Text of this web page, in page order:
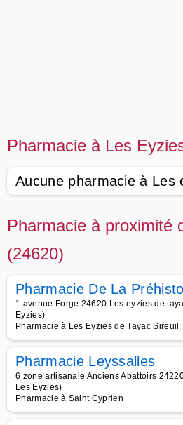
Pharmacie à Les
Aucune pharmacie à Les
Pharmacie à proximité
(24620)
Pharmacie De La
1 avenue Forge 24620 Les eyzies de
Eyzies)
Pharmacie à Les Eyzies de Tayac Sireuil
Pharmacie Leyssalles
6 zone artisanale Anciens Abattoirs
Les Eyzies)
Pharmacie à Saint Cyprien